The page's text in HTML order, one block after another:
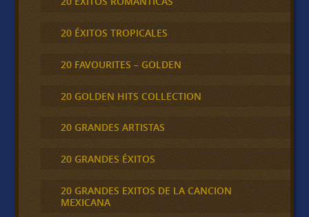
20 ÉXITOS TROPICALES
20 FAVOURITES – GOLDEN
20 GOLDEN HITS COLLECTION
20 GRANDES ARTISTAS
20 GRANDES ÉXITOS
20 GRANDES EXITOS DE LA CANCION
MEXICANA